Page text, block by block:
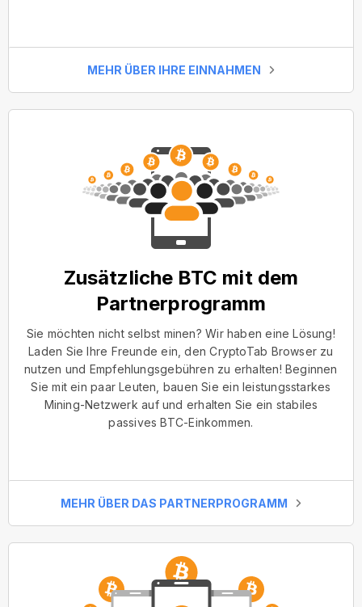
MEHR ÜBER IHRE EINNAHMEN
Zusätzliche BTC mit dem
Partnerprogramm
Sie möchten nicht selbst minen? Wir haben eine Lösung!
Laden Sie Ihre Freunde ein, den CryptoTab Browser zu
nutzen und Empfehlungsgebühren zu erhalten! Beginnen
Sie mit ein paar Leuten, bauen Sie ein leistungsstarkes
Mining-Netzwerk auf und erhalten Sie ein stabiles
passives BTC-Einkommen.
MEHR ÜBER DAS PARTNERPROGRAMM